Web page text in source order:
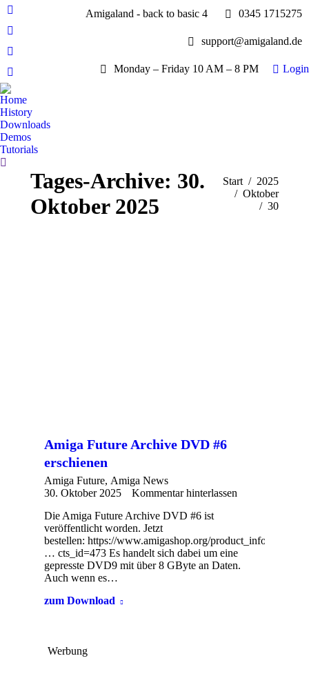
Facebook
page
opens
new
window
YouTube
page
opens
in
new
window
Whatsapp
page
opens
in
new
window
E-
Mail
page
opens
in
new
Amigaland - back to basic 4 0345 1715275
support@amigaland.de
Monday – Friday 10 AM – 8 PM Login
Home
History
Downloads
Demos
Tutorials
Search:
Tages-Archive: 30.
Oktober 2025
Sie befinden sich hier:
Start
2025
Oktober
30
Amiga Future Archive DVD #6
erschienen
Amiga Future, Amiga News
30. Oktober 2025
Kommentar hinterlassen
Die Amiga Future Archive DVD #6 ist
veröffentlicht worden. Jetzt
bestellen: https://www.amigashop.org/product_info.
… cts_id=473 Es handelt sich dabei um eine
gepresste DVD9 mit über 8 GByte an Daten.
Auch wenn es…
zum Download
Werbung